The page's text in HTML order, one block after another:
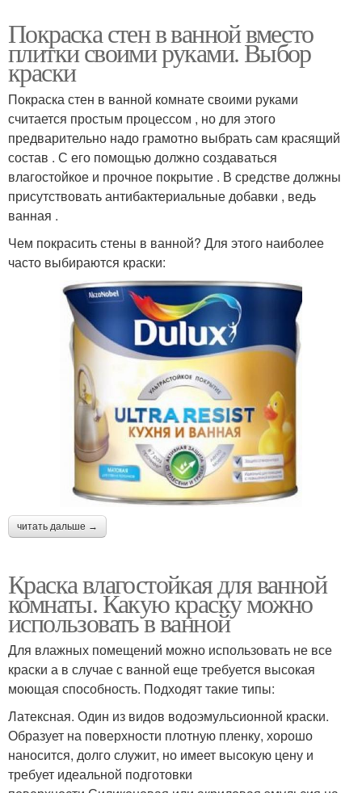
Покраска стен в ванной вместо
плитки своими руками. Выбор
краски
Покраска стен в ванной комнате своими руками
считается простым процессом , но для этого
предварительно надо грамотно выбрать сам красящий
состав . С его помощью должно создаваться
влагостойкое и прочное покрытие . В средстве должны
присутствовать антибактериальные добавки , ведь
ванная .
Чем покрасить стены в ванной? Для этого наиболее
часто выбираются краски:
читать дальше →
Краска влагостойкая для ванной
комнаты. Какую краску можно
использовать в ванной
Для влажных помещений можно использовать не все
краски а в случае с ванной еще требуется высокая
моющая способность. Подходят такие типы:
Латексная. Один из видов водоэмульсионной краски.
Образует на поверхности плотную пленку, хорошо
наносится, долго служит, но имеет высокую цену и
требует идеальной подготовки